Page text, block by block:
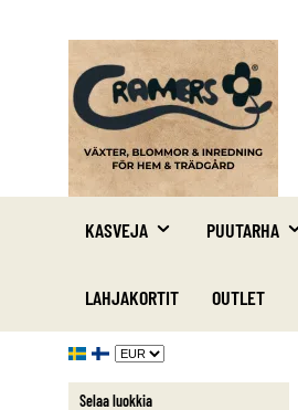
KASVEJA PUUTARHA
LAHJAKORTIT OUTLET
Selaa luokkia